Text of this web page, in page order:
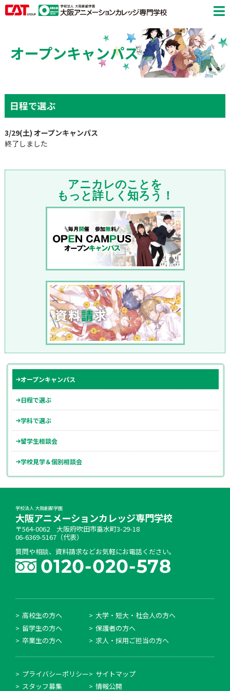
オープンキャンパス
日程で選ぶ
3/29(土) オープンキャンパス
終了しました
アニカレのことを
もっと詳しく知ろう！
オープンキャンパス
日程で選ぶ
学科で選ぶ
留学生相談会
学校見学＆個別相談会
学校法人 大阪創都学園
大阪アニメーションカレッジ専門学校
〒564-0062 大阪府吹田市垂水町3-29-18
06-6369-5167（代表）
質問や相談、資料請求などお気軽にお電話ください。
高校生の方へ
大学・短大・社会人の方へ
留学生の方へ
保護者の方へ
卒業生の方へ
求人・採用ご担当の方へ
プライバシーポリシー
サイトマップ
スタッフ募集
情報公開